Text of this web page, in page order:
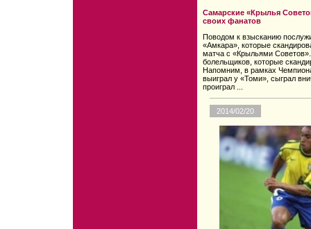
Самарские «Крылья
своих фанатов
Поводом к взысканию
«Амкара», которые
матча с «Крыльями
болельщиков, которые
Напомним, в рамках
выиграл у «Томи», сыграл
проиграл ...
2014/02/20